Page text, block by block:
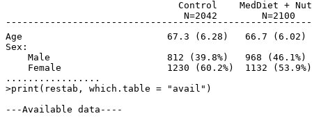
Control    MedDiet +
N=2042
Age                          67.3 (6.28)   66.7
Sex:
Male                     812 (39.8%)   968
Female                   1230 (60.2%)  1132
.................
>print(restab, which.table = "avail")
---Available data----